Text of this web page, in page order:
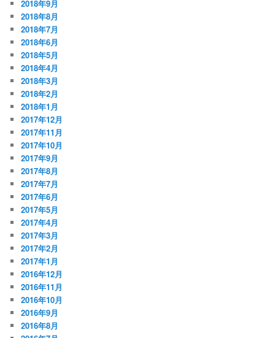
2018年9月
2018年8月
2018年7月
2018年6月
2018年5月
2018年4月
2018年3月
2018年2月
2018年1月
2017年12月
2017年11月
2017年10月
2017年9月
2017年8月
2017年7月
2017年6月
2017年5月
2017年4月
2017年3月
2017年2月
2017年1月
2016年12月
2016年11月
2016年10月
2016年9月
2016年8月